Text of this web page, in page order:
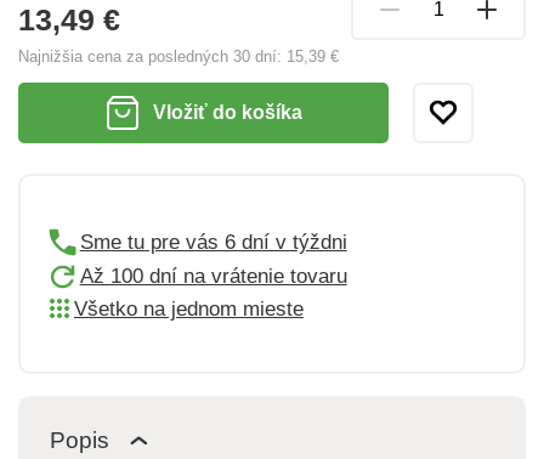
13,49 €
Najnižšia cena za posledných 30 dní: 15,39 €
Vložiť do košíka
Sme tu pre vás 6 dní v týždni
Až 100 dní na vrátenie tovaru
Všetko na jednom mieste
Popis